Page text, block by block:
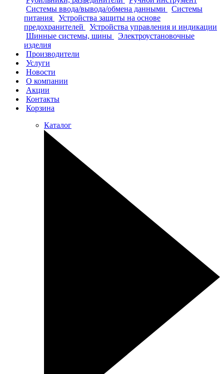
Системы ввода/вывода/обмена данными
Системы
питания
Устройства защиты на основе
предохранителей
Устройства управления и индикации
Шинные системы, шины
Электроустановочные
изделия
Производители
Услуги
Новости
О компании
Акции
Контакты
Корзина
Каталог